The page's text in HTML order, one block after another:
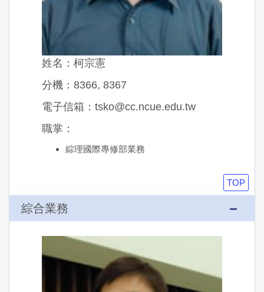
姓名：柯宗憲
分機：8366, 8367
電子信箱：tsko@cc.ncue.edu.tw
職掌：
綜理國際專修部業務
TOP
綜合業務